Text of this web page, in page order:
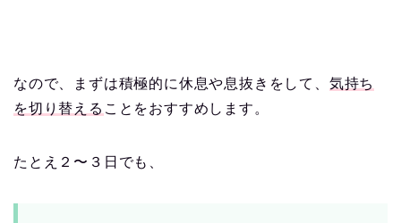
なので、まずは積極的に休息や息抜きをして、 気持ち
を切り替える ことをおすすめします。
たとえ２〜３日でも、